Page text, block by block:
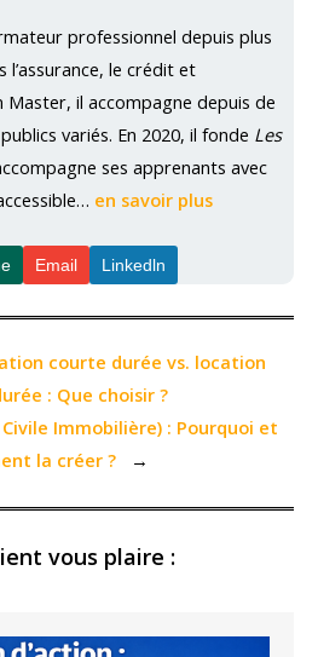
professionnel depuis plus
l’assurance, le crédit et
Master, il accompagne depuis de
variés. En 2020, il fonde Les
ses apprenants avec
en savoir plus
Email Linkedln
courte durée vs. location
: Que choisir ?
Civile Immobilière) : Pourquoi et
la créer ?
→
vous plaire :